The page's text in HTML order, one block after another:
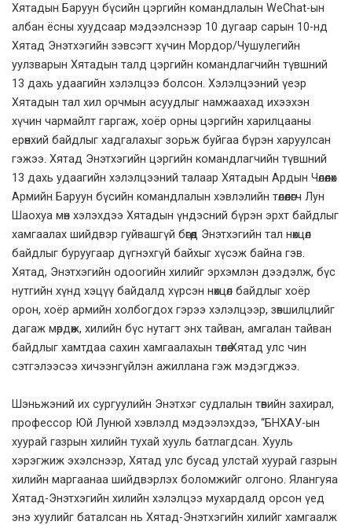
Хятадын Баруун бүсийн цэргийн командлалын WeChat-ын
албан ёсны хуудсаар мэдээлснээр 10 дугаар сарын 10-нд
Хятад Энэтхэгийн зэвсэгт хүчин Мордор/Чушулегийн
уулзварын Хятадын талд цэргийн командлагчийн түвшний
13 дахь удаагийн хэлэлцээ болсон. Хэлэлцээний үеэр
Хятадын тал хил орчмын асуудлыг намжаахад ихээхэн
хүчин чармайлт гаргаж, хоёр орны цэргийн харилцааны
ерөнхий байдлыг хадгалахыг зорьж буйгаа бүрэн харуулсан
гэжээ. Хятад Энэтхэгийн цэргийн командлагчийн түвшний
13 дахь удаагийн хэлэлцээний талаар Хятадын Ардын Чөлөөлөх
Армийн Баруун бүсийн командлалын хэвлэлийн төлөөлөгч Лун
Шаохуа мөн хэлэхдээ Хятадын үндэсний бүрэн эрхт байдлыг
хамгаалах шийдвэр гуйвашгүй бөгөөд Энэтхэгийн тал нөхцөл
байдлыг буруугаар дүгнэхгүй байхыг хүсэж байна гэв.
Хятад, Энэтхэгийн одоогийн хилийг эрхэмлэн дээдэлж, бүс
нутгийн хүнд хэцүү байдалд хүрсэн нөхцөл байдлыг хоёр
орон, хоёр армийн холбогдох гэрээ хэлэлцээр, зөвшилцлийг
дагаж мөрдөж, хилийн бүс нутагт энх тайван, амгалан тайван
байдлыг хамтдаа сахин хамгаалахын төлөө Хятад улс чин
сэтгэлээсээ хичээнгүйлэн ажиллана гэж мэдэгджээ.
Шэньжэний их сургуулийн Энэтхэг судлалын төвийн захирал,
профессор Юй Лунюй хэвлэлд мэдээлэхдээ, “БНХАУ-ын
хуурай газрын хилийн тухай хууль батлагдсан. Хууль
хэрэгжиж эхэлснээр, Хятад улс бусад улстай хуурай газрын
хилийн маргаанаа шийдвэрлэх боломжийг олгоно. Ялангуяа
Хятад-Энэтхэгийн хилийн хэлэлцээ мухардалд орсон үед
энэ хуулийг баталсан нь Хятад-Энэтхэгийн хилийг хамгаалж